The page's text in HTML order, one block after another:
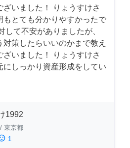
いました！ りょうすけさ
もとても分かりやすかったで
して不安がありましたが、
策したらいいのかまで教え
ざいました！ りょうすけさ
にしっかり資産形成をしてい
1992
/ 東京都
1